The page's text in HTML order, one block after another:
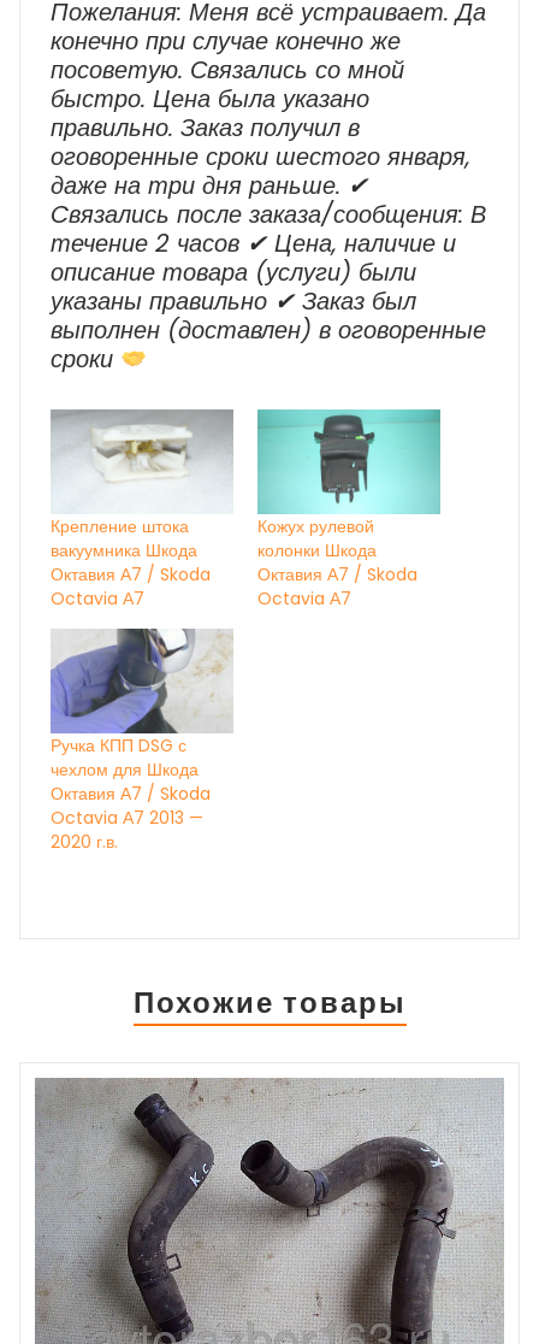
Пожелания: Меня всё устраивает. Да
конечно при случае конечно же
посоветую. Связались со мной
быстро. Цена была указано
правильно. Заказ получил в
оговоренные сроки шестого января,
даже на три дня раньше. ✔
Cвязались после заказа/сообщения: В
течение 2 часов ✔ Цена, наличие и
описание товара (услуги) были
указаны правильно ✔ Заказ был
выполнен (доставлен) в оговоренные
сроки
Крепление штока
вакуумника Шкода
Октавия А7 / Skoda
Octavia А7
Кожух рулевой
колонки Шкода
Октавия А7 / Skoda
Octavia А7
Ручка КПП DSG с
чехлом для Шкода
Октавия А7 / Skoda
Octavia А7 2013 —
2020 г.в.
Похожие товары